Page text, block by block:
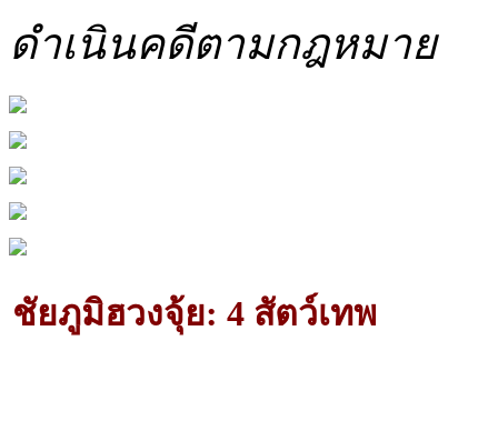
ดำเนินคดีตามกฎหมาย
ชัยภูมิฮวงจุ้ย: 4 สัตว์เทพ